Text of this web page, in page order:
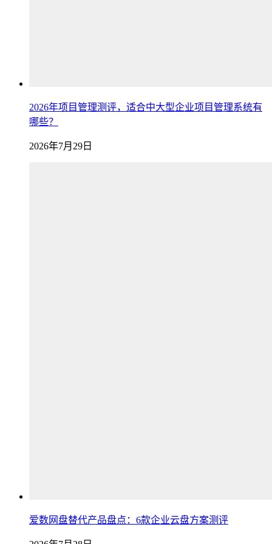
2026年项目管理测评，适合中大型企业项目管理系统有
哪些？
2026年7月29日
爱数网盘替代产品盘点：6款企业云盘方案测评